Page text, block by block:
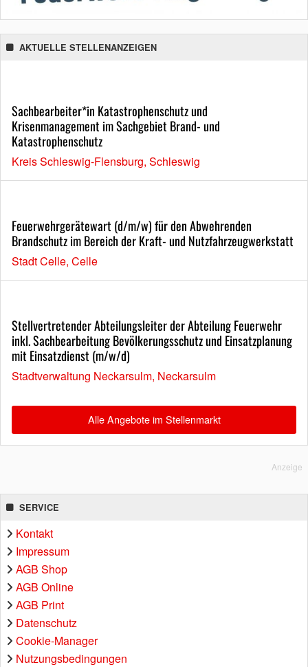
AKTUELLE STELLENANZEIGEN
Sachbearbeiter*in Katastrophenschutz und
Krisenmanagement im Sachgebiet Brand- und
Katastrophenschutz
Kreis Schleswig-Flensburg, Schleswig
Feuerwehrgerätewart (d/m/w) für den Abwehrenden
Brandschutz im Bereich der Kraft- und Nutzfahrzeugwerkstatt
Stadt Celle, Celle
Stellvertretender Abteilungsleiter der Abteilung Feuerwehr
inkl. Sachbearbeitung Bevölkerungsschutz und Einsatzplanung
mit Einsatzdienst (m/w/d)
Stadtverwaltung Neckarsulm, Neckarsulm
Alle Angebote im Stellenmarkt
Anzeige
SERVICE
Kontakt
Impressum
AGB Shop
AGB Online
AGB Print
Datenschutz
Cookie-Manager
Nutzungsbedingungen